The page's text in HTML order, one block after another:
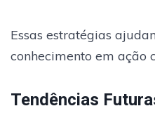
Essas estratégias
conhecimento em ação
Tendências